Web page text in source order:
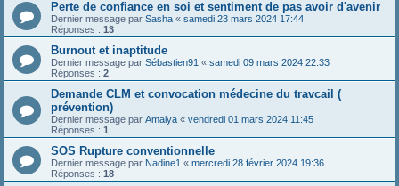
Perte de confiance en soi et sentiment de pas avoir d'avenir
Dernier message par Sasha « samedi 23 mars 2024 17:44
Réponses : 13
Burnout et inaptitude
Dernier message par Sébastien91 « samedi 09 mars 2024 22:33
Réponses : 2
Demande CLM et convocation médecine du travcail (
prévention)
Dernier message par Amalya « vendredi 01 mars 2024 11:45
Réponses : 1
SOS Rupture conventionnelle
Dernier message par Nadine1 « mercredi 28 février 2024 19:36
Réponses : 18